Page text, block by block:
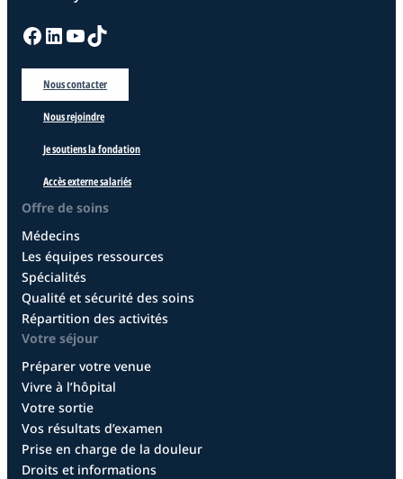
Facebook LinkedIn YouTube TikTok
Nous contacter
Nous rejoindre
Je soutiens la fondation
Accès externe salariés
Offre de soins
Médecins
Les équipes ressources
Spécialités
Qualité et sécurité des soins
Répartition des activités
Votre séjour
Préparer votre venue
Vivre à l’hôpital
Votre sortie
Vos résultats d’examen
Prise en charge de la douleur
Droits et informations